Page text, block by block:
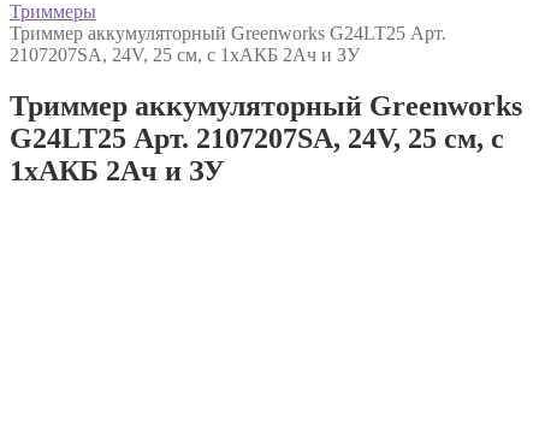
Триммеры
Триммер аккумуляторный Greenworks G24LT25 Арт.
2107207SA, 24V, 25 см, с 1хАКБ 2Ач и ЗУ
Триммер аккумуляторный Greenworks
G24LT25 Арт. 2107207SA, 24V, 25 см, с
1хАКБ 2Ач и ЗУ